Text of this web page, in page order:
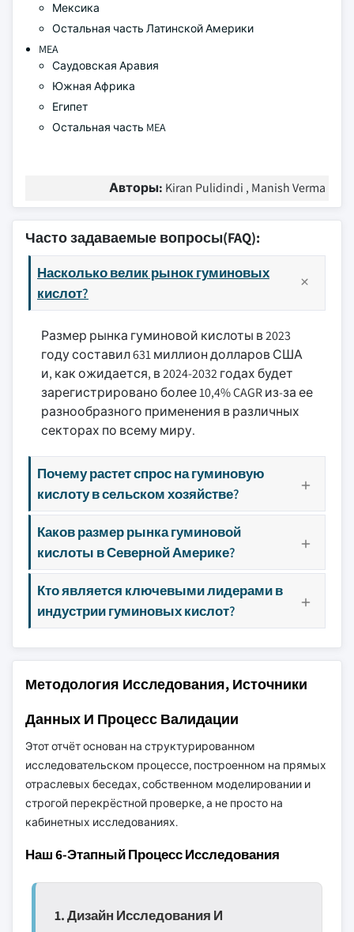
Мексика
Остальная часть Латинской Америки
MEA
Саудовская Аравия
Южная Африка
Египет
Остальная часть MEA
Авторы: Kiran Pulidindi , Manish Verma
Часто задаваемые вопросы(FAQ):
Насколько велик рынок гуминовых
кислот?
Размер рынка гуминовой кислоты в 2023
году составил 631 миллион долларов США
и, как ожидается, в 2024-2032 годах будет
зарегистрировано более 10,4% CAGR из-за ее
разнообразного применения в различных
секторах по всему миру.
Почему растет спрос на гуминовую
кислоту в сельском хозяйстве?
Каков размер рынка гуминовой
кислоты в Северной Америке?
Кто является ключевыми лидерами в
индустрии гуминовых кислот?
Методология Исследования, Источники
Данных И Процесс Валидации
Этот отчёт основан на структурированном
исследовательском процессе, построенном на прямых
отраслевых беседах, собственном моделировании и
строгой перекрёстной проверке, а не просто на
кабинетных исследованиях.
Наш 6-Этапный Процесс Исследования
1. Дизайн Исследования И